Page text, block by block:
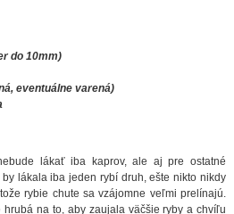
do 10mm)
eventuálne varená)
lákať iba kaprov, ale aj pre ostatné
lákala iba jeden rybí druh, ešte nikto nikdy
rybie chute sa vzájomne veľmi prelínajú.
hrubá na to, aby zaujala väčšie ryby a chvíľu